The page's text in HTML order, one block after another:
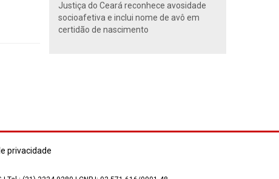
Justiça do Ceará reconhece avosidade
socioafetiva e inclui nome de avô em
certidão de nascimento
privacidade